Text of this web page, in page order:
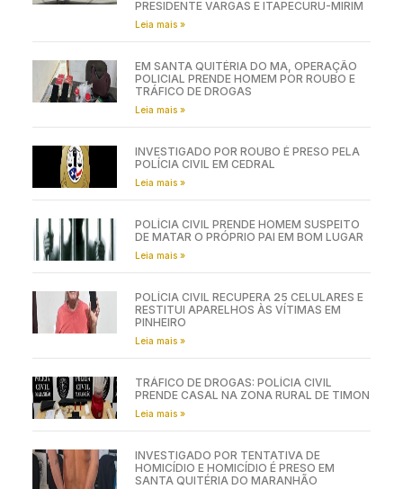
PRESIDENTE VARGAS E ITAPECURU-MIRIM
Leia mais »
EM SANTA QUITÉRIA DO MA, OPERAÇÃO
POLICIAL PRENDE HOMEM POR ROUBO E
TRÁFICO DE DROGAS
Leia mais »
INVESTIGADO POR ROUBO É PRESO PELA
POLÍCIA CIVIL EM CEDRAL
Leia mais »
POLÍCIA CIVIL PRENDE HOMEM SUSPEITO
DE MATAR O PRÓPRIO PAI EM BOM LUGAR
Leia mais »
POLÍCIA CIVIL RECUPERA 25 CELULARES E
RESTITUI APARELHOS ÀS VÍTIMAS EM
PINHEIRO
Leia mais »
TRÁFICO DE DROGAS: POLÍCIA CIVIL
PRENDE CASAL NA ZONA RURAL DE TIMON
Leia mais »
INVESTIGADO POR TENTATIVA DE
HOMICÍDIO E HOMICÍDIO É PRESO EM
SANTA QUITÉRIA DO MARANHÃO